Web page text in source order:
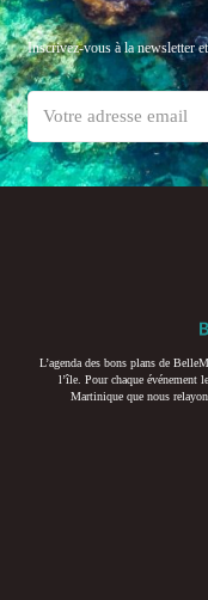
Inscrivez-vous à la newsletter
L’agenda des bons plans de
l’île. Pour chaque événement
Martinique que nous